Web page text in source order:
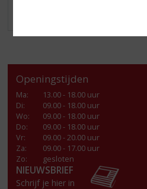
Openingstijden
Ma:
13.00 - 18.00 uur
Di:
09.00 - 18.00 uur
Wo:
09.00 - 18.00 uur
Do:
09.00 - 18.00 uur
Vr:
09.00 - 20.00 uur
Za:
09.00 - 17.00 uur
Zo:
gesloten
NIEUWSBRIEF
Schrijf je hier in